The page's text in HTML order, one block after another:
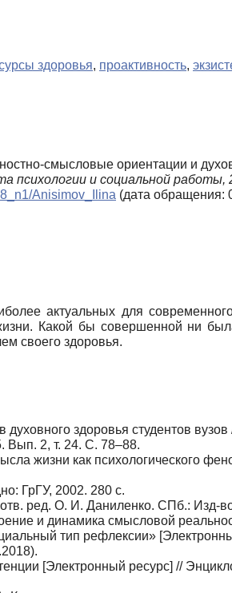
здоровья, проактивность,
смысловые ориентации и
психологии и социальной работы,
Anisimov_Ilina (дата обращения:
актуальных для
Какой бы совершенной ни
своего здоровья.
здоровья студентов
Вып. 2, т. 24. С. 78–88.
жизни как психологического
ГрГУ, 2002. 280 с.
ред. О. И. Даниленко. СПб.: Изд-
и динамика смысловой
тип рефлексии»
[Электронный ресурс] //